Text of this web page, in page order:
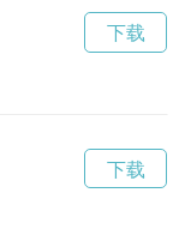
下载
下载